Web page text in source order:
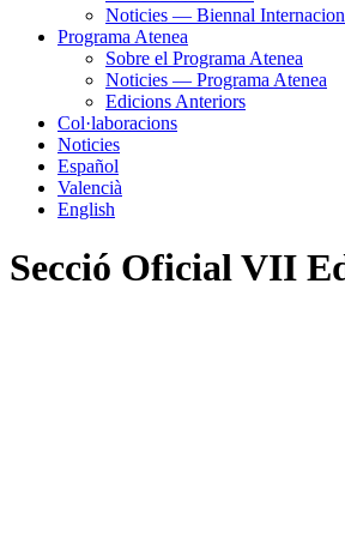
Noticies — Biennal
Programa Atenea
Sobre el Programa Atenea
Noticies — Programa Atenea
Edicions Anteriors
Col·laboracions
Noticies
Español
Valencià
English
Secció Oficial VII